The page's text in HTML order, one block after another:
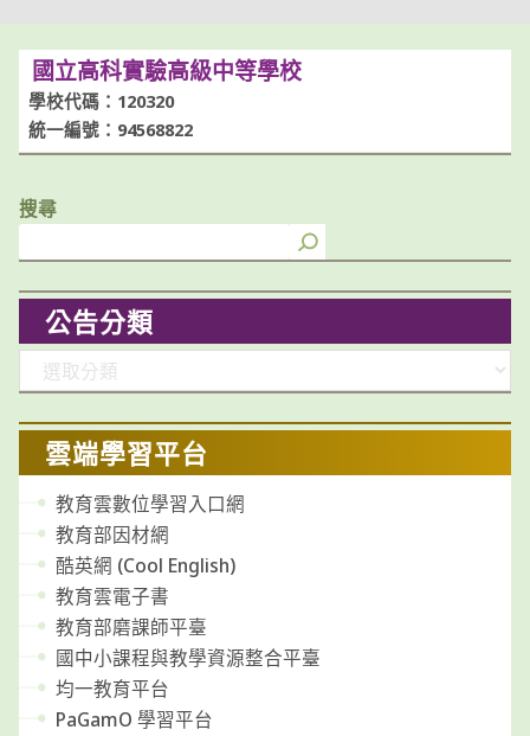
國立高科實驗高級中等學校
學校代碼：120320
統一編號：94568822
搜尋
公告分類
類
雲端學習平台
教育雲數位學習入口網
教育部因材網
酷英網 (Cool English)
教育雲電子書
教育部磨課師平臺
國中小課程與教學資源整合平臺
均一教育平台
PaGamO 學習平台